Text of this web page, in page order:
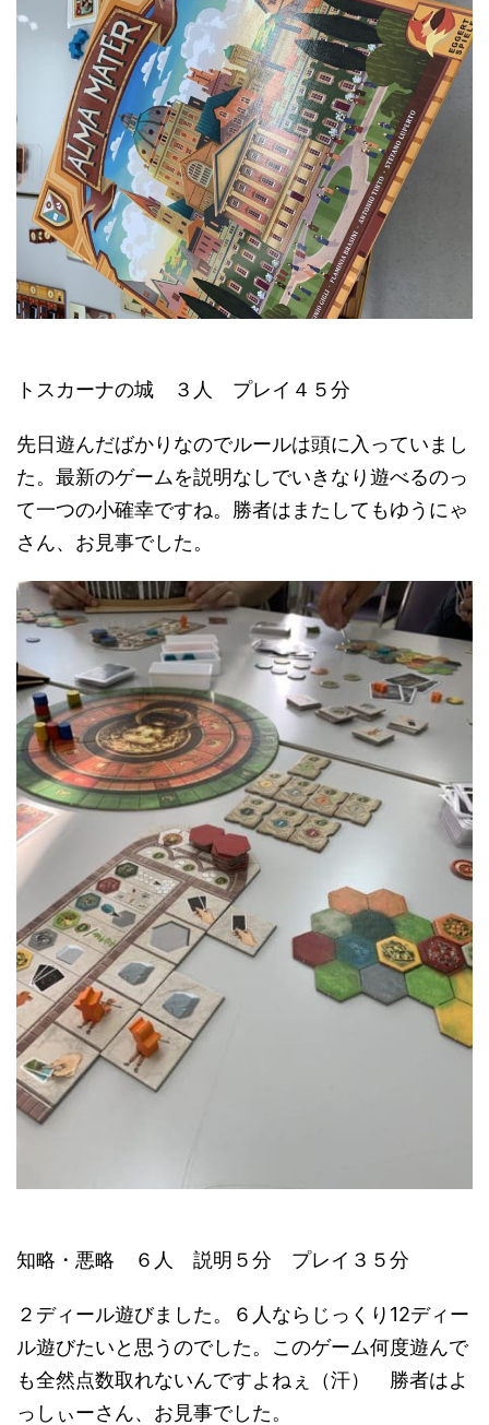
トスカーナの城 ３人 プレイ４５分
先日遊んだばかりなのでルールは頭に入っていまし
た。最新のゲームを説明なしでいきなり遊べるのっ
て一つの小確幸ですね。勝者はまたしてもゆうにゃ
さん、お見事でした。
知略・悪略 ６人 説明５分 プレイ３５分
２ディール遊びました。６人ならじっくり12ディー
ル遊びたいと思うのでした。このゲーム何度遊んで
も全然点数取れないんですよねぇ（汗） 勝者はよ
っしぃーさん、お見事でした。